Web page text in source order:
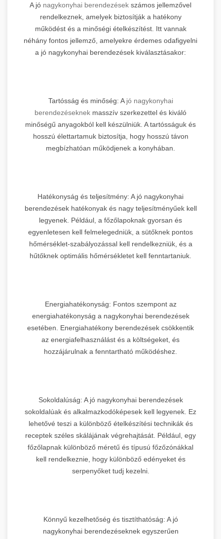
A jó nagykonyhai berendezések számos jellemzővel
rendelkeznek, amelyek biztosítják a hatékony
működést és a minőségi ételkészítést. Itt vannak
néhány fontos jellemző, amelyekre érdemes odafigyelni
a jó nagykonyhai berendezések kiválasztásakor:
Tartósság és minőség: A jó nagykonyhai
berendezéseknek masszív szerkezettel és kiváló
minőségű anyagokból kell készülniük. A tartósságuk és
hosszú élettartamuk biztosítja, hogy hosszú távon
megbízhatóan működjenek a konyhában.
Hatékonyság és teljesítmény: A jó nagykonyhai
berendezések hatékonyak és nagy teljesítményűek kell
legyenek. Például, a főzőlapoknak gyorsan és
egyenletesen kell felmelegedniük, a sütőknek pontos
hőmérséklet-szabályozással kell rendelkezniük, és a
hűtőknek optimális hőmérsékletet kell fenntartaniuk.
Energiahatékonyság: Fontos szempont az
energiahatékonyság a nagykonyhai berendezések
esetében. Energiahatékony berendezések csökkentik
az energiafelhasználást és a költségeket, és
hozzájárulnak a fenntartható működéshez.
Sokoldalúság: A jó nagykonyhai berendezések
sokoldalúak és alkalmazkodóképesek kell legyenek. Ez
lehetővé teszi a különböző ételkészítési technikák és
receptek széles skálájának végrehajtását. Például, egy
főzőlapnak különböző méretű és típusú főzőzónákkal
kell rendelkeznie, hogy különböző edényeket és
serpenyőket tudj kezelni.
Könnyű kezelhetőség és tisztíthatóság: A jó
nagykonyhai berendezéseknek egyszerűen